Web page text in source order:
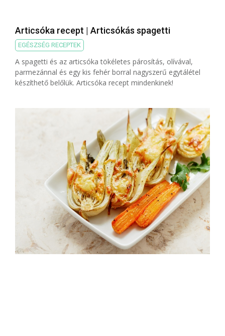
Articsóka recept | Articsókás spagetti
EGÉSZSÉG RECEPTEK
A spagetti és az articsóka tökéletes párosítás, olívával,
parmezánnal és egy kis fehér borral nagyszerű egytálétel
készíthető belőlük. Articsóka recept mindenkinek!